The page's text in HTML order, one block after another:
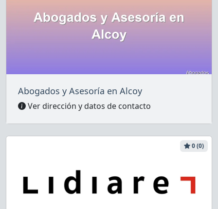
Abogados y Asesoría en Alcoy
Ver dirección y datos de contacto
0 (0)